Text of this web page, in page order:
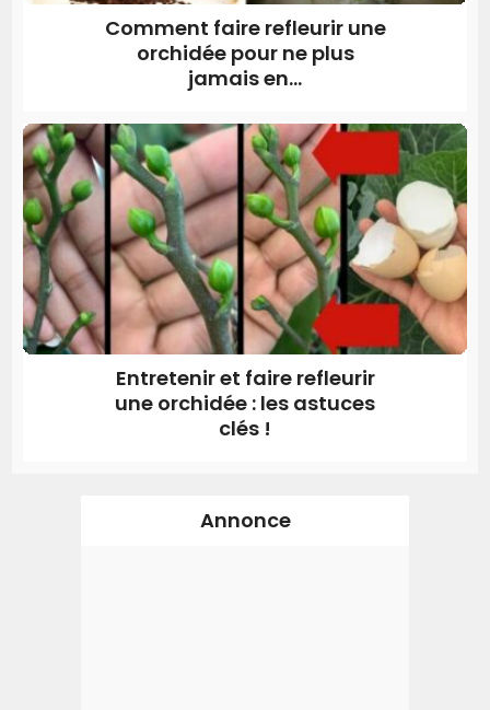
Comment faire refleurir une
orchidée pour ne plus
jamais en...
Entretenir et faire refleurir
une orchidée : les astuces
clés !
Annonce